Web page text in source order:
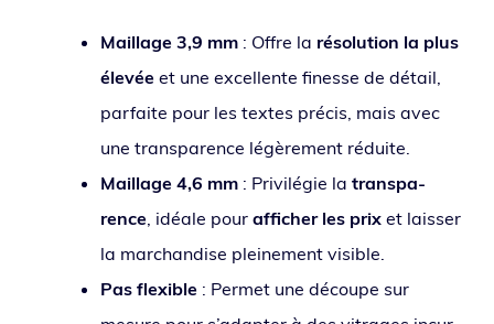
Maillage 3,9 mm: Offre la réso­lu­tion la plus
éle­vée et une excel­lente finesse de détail,
par­faite pour les textes pré­cis, mais avec
une trans­pa­rence légè­re­ment réduite.
Maillage 4,6 mm: Privilégie la trans­pa­
rence , idéale pour affi­cher les prixet lais­ser
la mar­chan­dise plei­ne­ment visible.
Pas flexible : Permet une découpe sur